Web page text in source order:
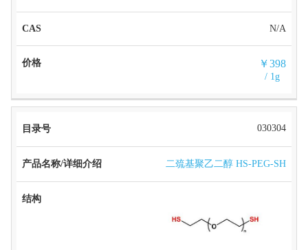
N/A
￥398
/ 1g
030304
二巯基聚乙二醇 HS-PEG-SH